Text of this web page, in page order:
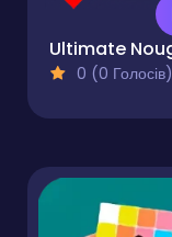
0 (0 Голосів)